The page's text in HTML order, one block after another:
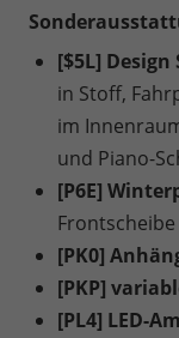
[$5L]
in Stoff,
im
und Piano-
[P6E]
[PK0]
[PKP]
[PL4] LED-